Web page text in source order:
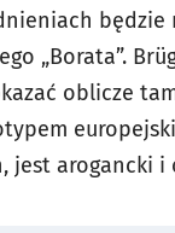
będzie
„Borata”.
oblicze
jest arogancki i